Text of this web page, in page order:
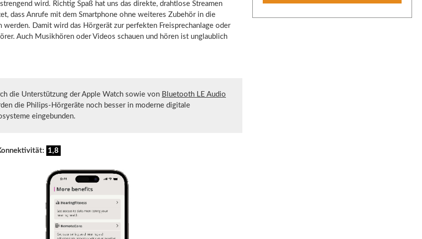
wird. Richtig Spaß hat uns das direkte, drahtlose Streamen
dass Anrufe mit dem Smartphone ohne weiteres Zubehör in die
werden. Damit wird das Hörgerät zur perfekten Freisprechanlage oder
Auch Musikhören oder Videos schauen und hören ist unglaublich
die Unterstützung der Apple Watch sowie von Bluetooth LE Audio
die Philips-Hörgeräte noch besser in moderne digitale
eingebunden.
1,8